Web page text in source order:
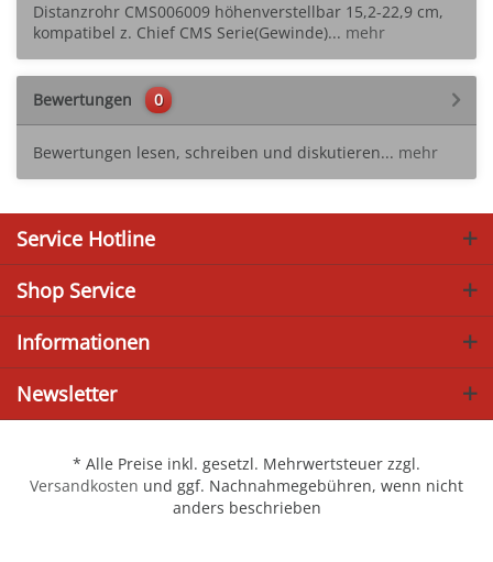
Distanzrohr CMS006009 höhenverstellbar 15,2-22,9 cm,
kompatibel z. Chief CMS Serie(Gewinde)... mehr
Bewertungen 0
Bewertungen lesen, schreiben und diskutieren... mehr
Service Hotline
Shop Service
Informationen
Newsletter
* Alle Preise inkl. gesetzl. Mehrwertsteuer zzgl.
Versandkosten und ggf. Nachnahmegebühren, wenn nicht
anders beschrieben